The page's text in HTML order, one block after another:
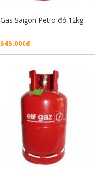
Gas Saigon Petro đỏ 12kg
545.000đ